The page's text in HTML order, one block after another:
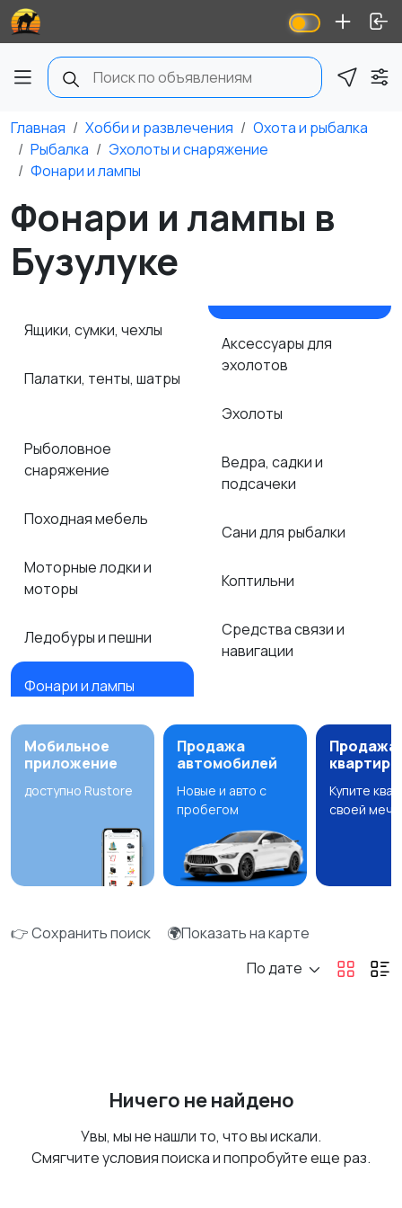
Главная Хобби и развлечения
Охота и рыбалка
Рыбалка
Эхолоты и снаряжение
Фонари и лампы
Фонари и лампы в
Бузулуке
Ящики, сумки, чехлы
Палатки, тенты, шатры
Рыболовное
снаряжение
Походная мебель
Моторные лодки и
моторы
Ледобуры и пешни
Фонари и лампы
Аксессуары для
эхолотов
Эхолоты
Ведра, садки и
подсачеки
Сани для рыбалки
Коптильни
Средства связи и
навигации
Мобильное
приложение
доступно Rustore
Продажа
автомобилей
Новые и авто с
пробегом
Продажа
квартир
Купите
своей
👉 Сохранить поиск
🌍Показать на карте
По дате
Ничего не найдено
Увы, мы не нашли то, что вы искали.
Смягчите условия поиска и попробуйте еще раз.